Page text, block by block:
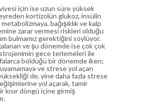
için ise uzun süre yüksek
kortizolün glukoz, insülin
bağışıklık ve kalp
zarar vermesi riskleri olduğu
bulmamız gerektiğini söylüyor.
ve şu dönemde ise çok çok
gece terlemeleri ile
böldüğü bir dönemde iken;
ve strese yol açan
de, yine daha fazla strese
yol açarak, tamir
kısır döngü içine girmiş